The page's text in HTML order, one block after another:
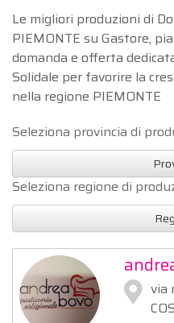
Le migliori produzioni di
PIEMONTE su Gastore,
domanda e offerta
Solidale per favorire la
nella regione PIEMONTE
Seleziona provincia di
Seleziona regione di
caffè
via